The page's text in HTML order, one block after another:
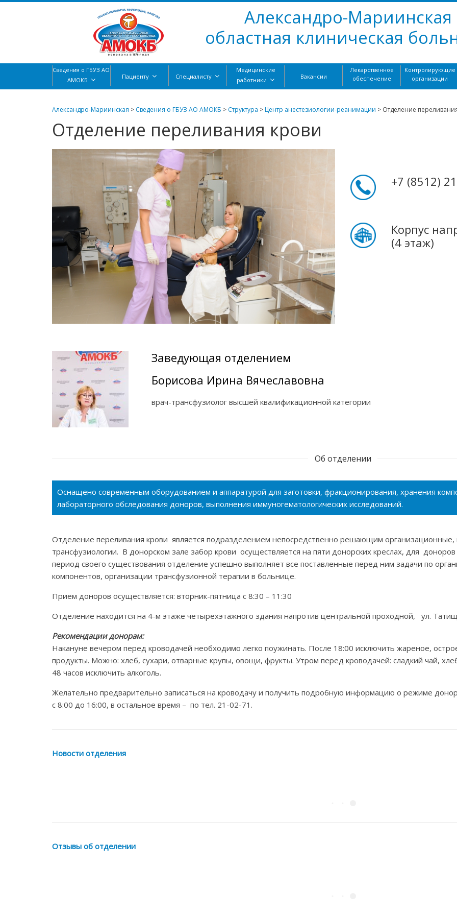
Александро-Мариинская
областная клиническая
Сведения о ГБУЗ АО
АМОКБ
Пациенту Специалисту
Медицинские
работники
Вакансии
Лекарственное
обеспечение
Контролирующие
организации
Александро-Мариинская > Сведения о ГБУЗ АО АМОКБ > Структура >Центр анестезиологии-реанимации > Отделение
Отделение переливания крови
+7 (8512)
Корпус
(4 этаж)
Заведующая отделением
Борисова Ирина Вячеславовна
врач-трансфузиолог высшей квалификационной категории
Об отделении
Оснащено современным оборудованием и аппаратурой для заготовки, фракционирования, хранения
лабораторного обследования доноров, выполнения иммуногематологических исследований.
Отделение переливания крови является подразделением непосредственно решающим организационные,
трансфузиологии. В донорском зале забор крови осуществляется на пяти донорских креслах, для
период своего существования отделение успешно выполняет все поставленные перед ним задачи по
компонентов, организации трансфузионной терапии в больнице.
Прием доноров осуществляется: вторник-пятница с 8:30 – 11:30
Отделение находится на 4-м этаже четырехэтажного здания напротив центральной проходной, ул.
Рекомендации донорам:
Накануне вечером перед кроводачей необходимо легко поужинать. После 18:00 исключить жареное,
продукты. Можно: хлеб, сухари, отварные крупы, овощи, фрукты. Утром перед кроводачей: сладкий чай,
48 часов исключить алкоголь.
Желательно предварительно записаться на кроводачу и получить подробную информацию о режиме
с 8:00 до 16:00, в остальное время – по тел. 21-02-71.
Новости отделения
Отзывы об отделении